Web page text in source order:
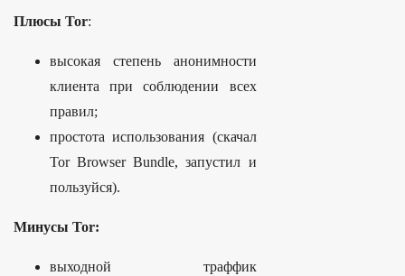
Плюсы Tor:
высокая степень анонимности
клиента при соблюдении всех
правил;
простота использования (скачал
Tor Browser Bundle, запустил и
пользуйся).
Минусы Tor:
выходной траффик